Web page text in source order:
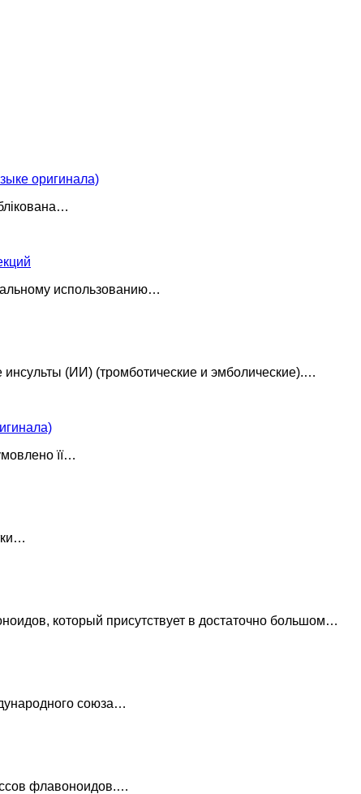
оригинала)
использованию…
(ИИ) (тромботические и эмболические).…
її…
который присутствует в достаточно большом…
союза…
флавоноидов.…